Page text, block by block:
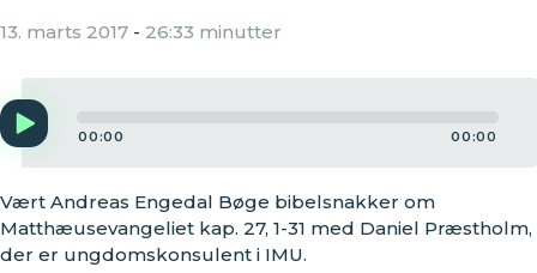
13. marts 2017 - 26:33 minutter
Audio
Player
00:00 00:00
Vært Andreas Engedal Bøge bibelsnakker om
Matthæusevangeliet kap. 27, 1-31 med Daniel Præstholm,
der er ungdomskonsulent i IMU.